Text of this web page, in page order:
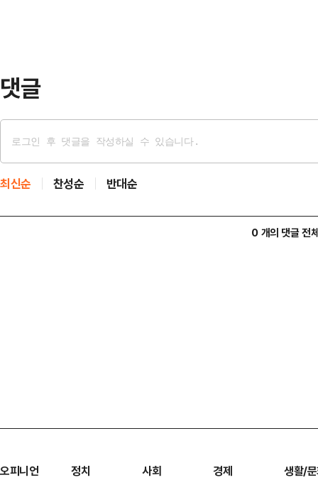
댓글
최신순 찬성순 반대순
0 개의 댓글 전
오피니언 정치 사회 경제 생활/